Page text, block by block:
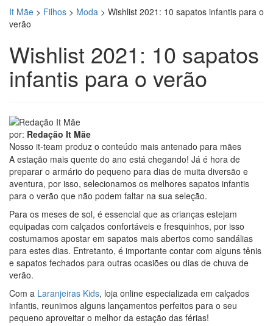
It Mãe > Filhos > Moda > Wishlist 2021: 10 sapatos infantis para o
verão
Wishlist 2021: 10 sapatos
infantis para o verão
por: Redação It Mãe
Nosso it-team produz o conteúdo mais antenado para mães
A estação mais quente do ano está chegando! Já é hora de
preparar o armário do pequeno para dias de muita diversão e
aventura, por isso, selecionamos os melhores sapatos infantis
para o verão que não podem faltar na sua seleção.
Para os meses de sol, é essencial que as crianças estejam
equipadas com calçados confortáveis e fresquinhos, por isso
costumamos apostar em sapatos mais abertos como sandálias
para estes dias. Entretanto, é importante contar com alguns tênis
e sapatos fechados para outras ocasiões ou dias de chuva de
verão.
Com a Laranjeiras Kids, loja online especializada em calçados
infantis, reunimos alguns lançamentos perfeitos para o seu
pequeno aproveitar o melhor da estação das férias!